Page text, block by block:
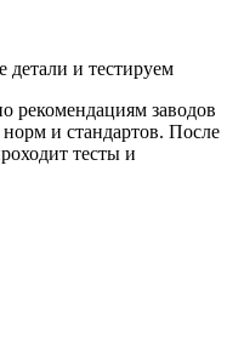
и тестируем
рекомендациям заводов
и стандартов. После
тесты и